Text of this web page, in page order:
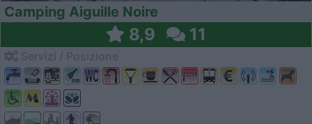
Camping Aiguille Noire
8,9 11